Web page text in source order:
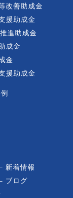
改善助成金
援助成金
進助成金
成金
金
援助成金
新着情報
ブログ